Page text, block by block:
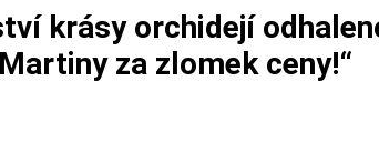
krásy orchidejí
za zlomek ceny!“